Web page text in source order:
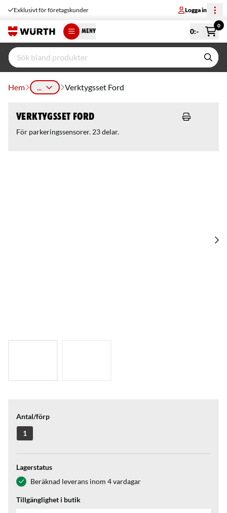
Exklusivt för företagskunder Logga in
MENY 0:-
0
Hem ... Verktygsset Ford
Verktygsset Ford
För parkeringssensorer. 23 delar.
Antal/förp
1
Lagerstatus
Beräknad leverans inom 4 vardagar
Tillgänglighet i butik